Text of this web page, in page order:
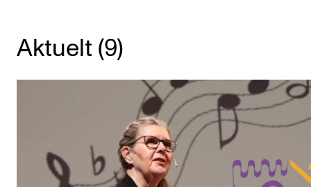
Gjennomføre konserter og arrangementer
Plakat, program og markedsføring
Interne konserter og arrangementer
Låne utstyr
Aktuelt (9)